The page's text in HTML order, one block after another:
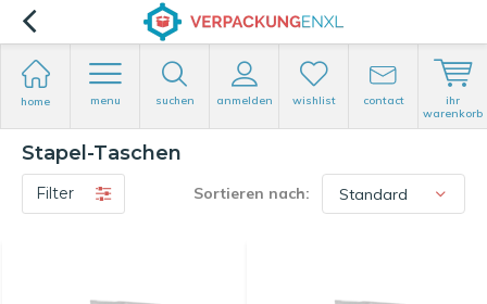
home menu suchen anmelden wishlist contact
ihr
warenkorb
Stapel-Taschen
Filter Sortieren nach: